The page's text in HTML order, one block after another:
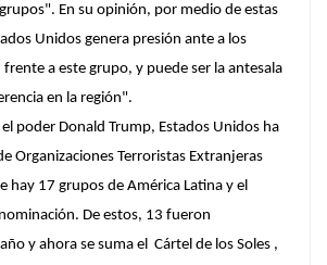
En su opinión, por medio de estas
Unidos genera presión ante a los
frente a este grupo, y puede ser la antesala
en la región".
poder Donald Trump, Estados Unidos ha
Organizaciones Terroristas Extranjeras
hay 17 grupos de América Latina y el
De estos, 13 fueron
y ahora se suma el Cártel de los Soles ,